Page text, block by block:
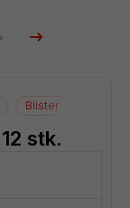
Blister
stk.